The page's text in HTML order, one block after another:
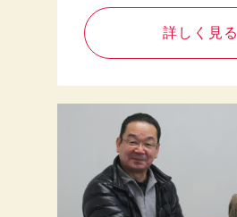
詳しく見る